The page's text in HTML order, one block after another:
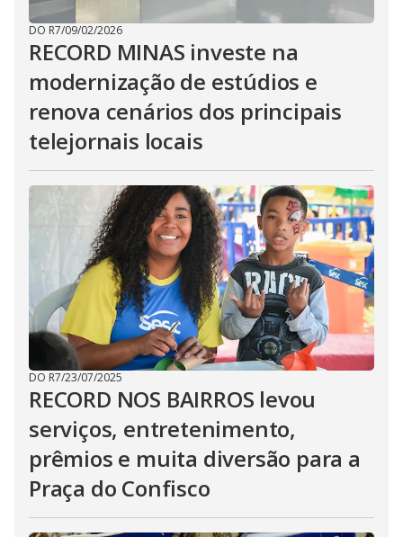
DO R7/09/02/2026
RECORD MINAS investe na
modernização de estúdios e
renova cenários dos principais
telejornais locais
DO R7/23/07/2025
RECORD NOS BAIRROS levou
serviços, entretenimento,
prêmios e muita diversão para a
Praça do Confisco